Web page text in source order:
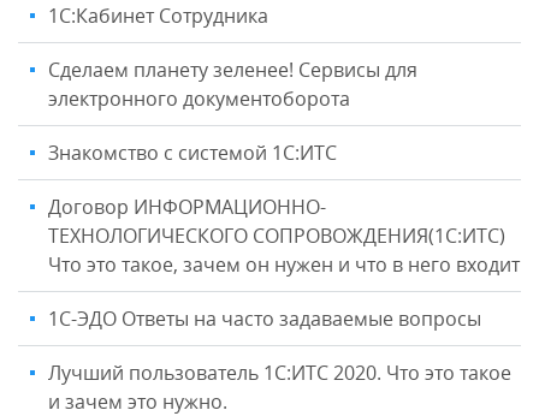
1С:Кабинет Сотрудника
Сделаем планету зеленее! Сервисы для
электронного документоборота
Знакомство с системой 1С:ИТС
Договор ИНФОРМАЦИОННО-
ТЕХНОЛОГИЧЕСКОГО СОПРОВОЖДЕНИЯ(1С:ИТС)
Что это такое, зачем он нужен и что в него входит
1С-ЭДО Ответы на часто задаваемые вопросы
Лучший пользователь 1С:ИТС 2020. Что это такое
и зачем это нужно.